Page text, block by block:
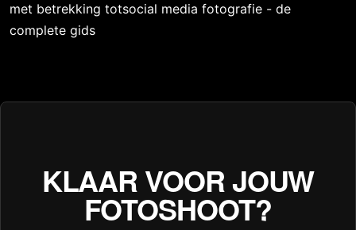
met betrekking totsocial media fotografie - de
complete gids
KLAAR VOOR JOUW
FOTOSHOOT?